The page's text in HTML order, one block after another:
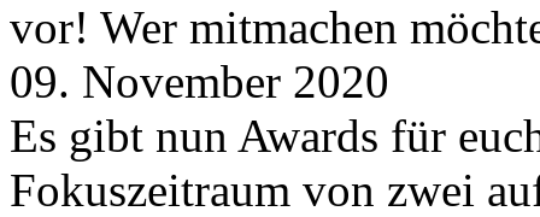
vor! Wer mitmachen
09. November 2020
Es gibt nun Awards für
Fokuszeitraum von zwei